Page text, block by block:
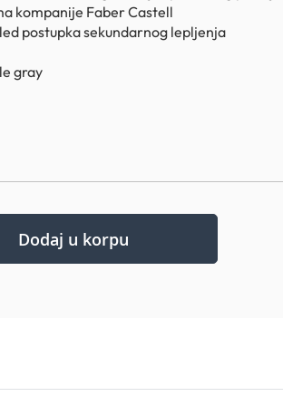
kompanije Faber Castell
postupka sekundarnog lepljenja
gray
Dodaj u korpu